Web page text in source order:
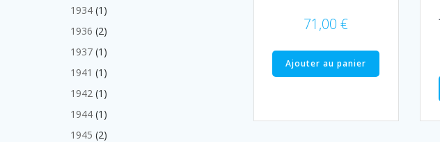
1934 1 1
1936 22
1937 1 1
1941 1 1
1942 1 1
1944 1 1
1945 22
71,00€
Ajouter au panier